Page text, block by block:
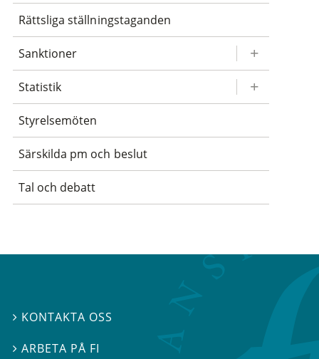
Rättsliga ställningstaganden
Sanktioner
Statistik
Styrelsemöten
Särskilda pm och beslut
Tal och debatt
 KONTAKTA OSS
ARBETA PÅ FI